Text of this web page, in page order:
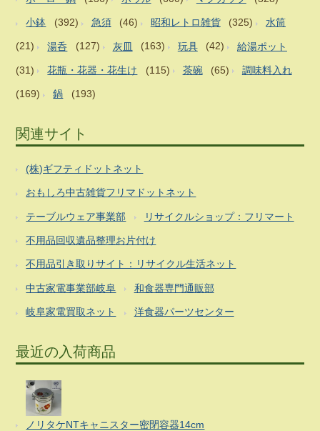
小鉢 (392) 急須 (46) 昭和レトロ雑貨 (325) 水筒
(21) 湯呑 (127) 灰皿 (163) 玩具 (42) 給湯ポット
(31) 花瓶・花器・花生け (115) 茶碗 (65) 調味料入れ
(169) 鍋 (193)
関連サイト
(株)ギフティドットネット
おもしろ中古雑貨フリマドットネット
テーブルウェア事業部 リサイクルショップ：フリマート
不用品回収遺品整理お片付け
不用品引き取りサイト：リサイクル生活ネット
中古家電事業部岐阜 和食器専門通販部
岐阜家電買取ネット 洋食器パーツセンター
最近の入荷商品
ノリタケNTキャニスター密閉容器14cm